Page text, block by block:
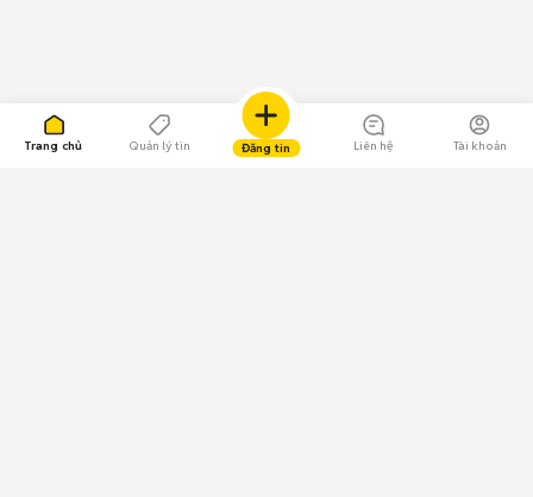
Trang chủ Quản lý tin Đăng tin Liên hệ Tài khoản